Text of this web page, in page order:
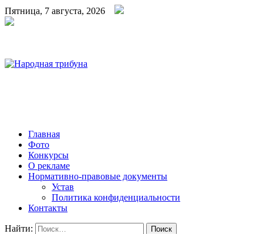
Пятница, 7 августа, 2026
Главная
Фото
Конкурсы
О рекламе
Нормативно-правовые документы
Устав
Политика конфиденциальности
Контакты
Найти: